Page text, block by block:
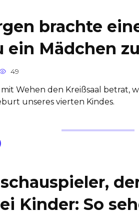
brachte
ein Mädchen
49
Wehen den Kreißsaal betrat,
unseres vierten Kindes.
Kinder: So